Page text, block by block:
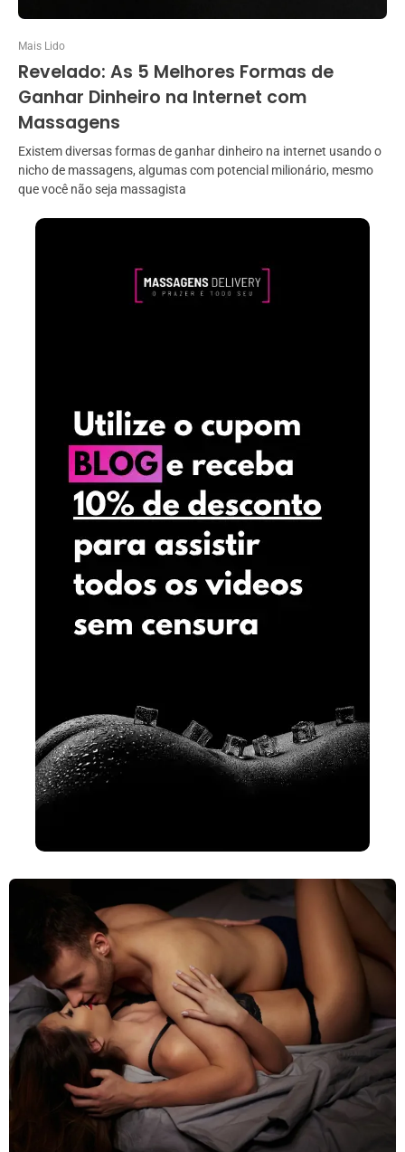
Mais Lido
Revelado: As 5 Melhores Formas de
Ganhar Dinheiro na Internet com
Massagens
Existem diversas formas de ganhar dinheiro na internet usando o
nicho de massagens, algumas com potencial milionário, mesmo
que você não seja massagista